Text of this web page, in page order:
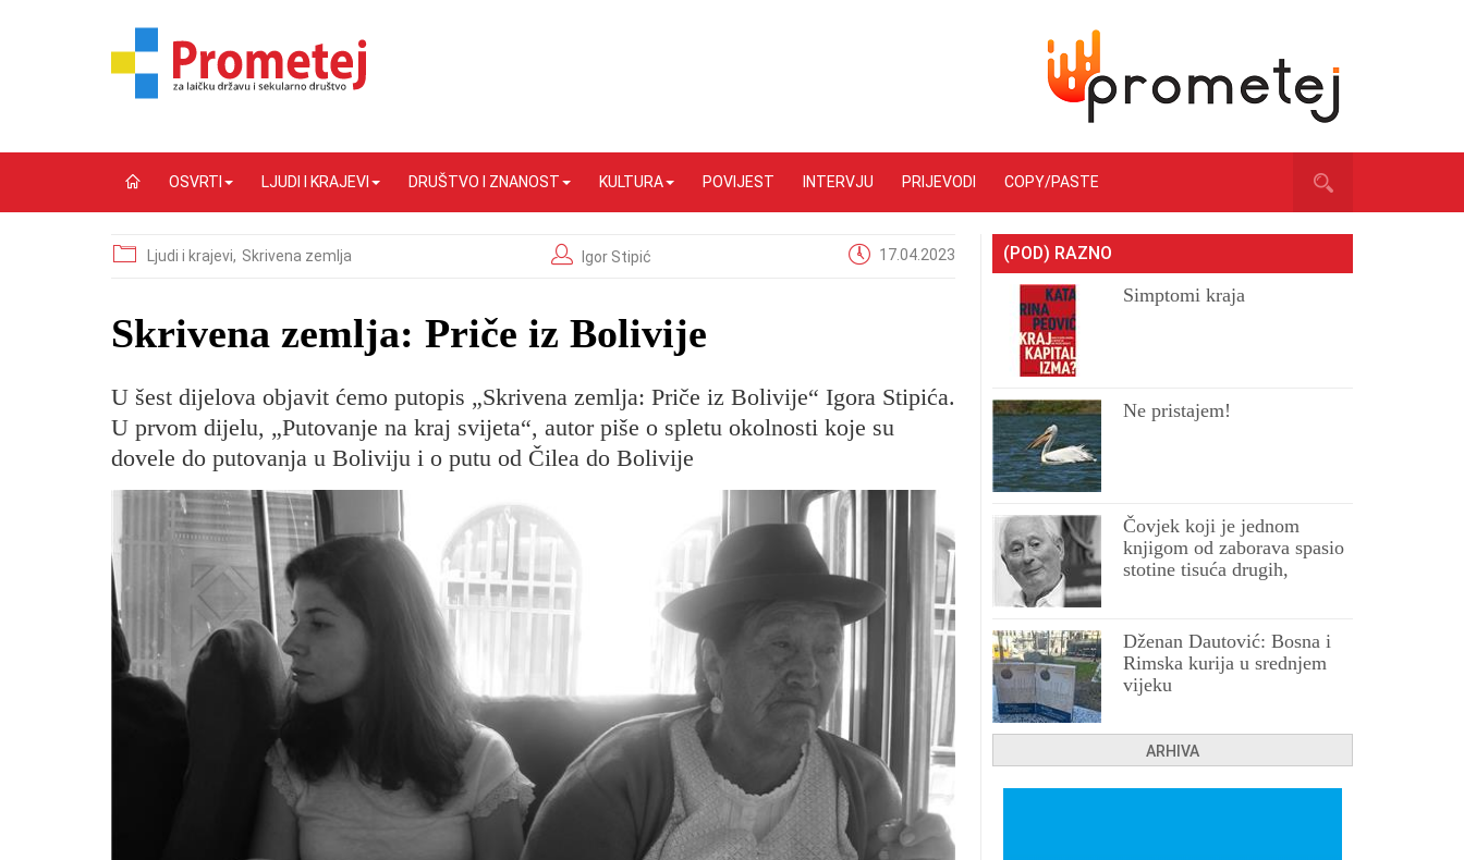
OSVRTI LJUDI I KRAJEVI DRUŠTVO I ZNANOST KULTURA POVIJEST INTERVJU PRIJEVODI COPY/PASTE
Ljudi i krajevi, Skrivena zemlja Igor Stipić 17.04.2023
​Skrivena zemlja: Priče iz Bolivije
U šest dijelova objavit ćemo putopis „Skrivena zemlja: Priče iz Bolivije“ Igora Stipića.
U prvom dijelu, „Putovanje na kraj svijeta“, autor piše o spletu okolnosti koje su
dovele do putovanja u Boliviju i o putu od Čilea do Bolivije
(POD) RAZNO
Simptomi kraja
Ne pristajem!
Čovjek koji je jednom
knjigom od zaborava spasio
stotine tisuća drugih,
Dženan Dautović: Bosna i
Rimska kurija u srednjem
vijeku
ARHIVA